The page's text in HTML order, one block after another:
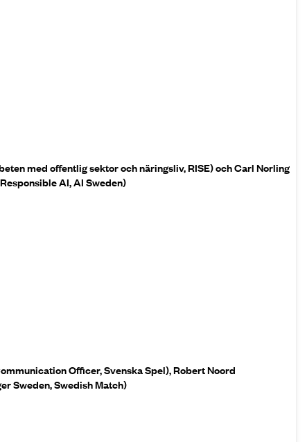
med offentlig sektor och näringsliv, RISE) och Carl Norling
AI, AI Sweden)
Officer, Svenska Spel), Robert Noord
Sweden, Swedish Match)